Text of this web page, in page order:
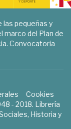
las pequeñas y
marco del Plan de
Convocatoria
Cookies
- 2018. Librería
Historia y